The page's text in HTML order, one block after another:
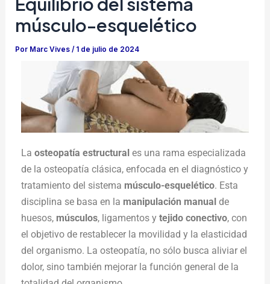
músculo-esquelético
Por Marc Vives/ 1 de julio de 2024
Laosteopatía estructural es una rama especializada
de la osteopatía clásica, enfocada en el diagnóstico y
tratamiento del sistema músculo-esquelético. Esta
disciplina se basa en la manipulación manual de
huesos, músculos, ligamentos ytejido conectivo, con
el objetivo de restablecer la movilidad y la elasticidad
del organismo. La osteopatía, no sólo busca aliviar el
dolor, sino también mejorar la función general de la